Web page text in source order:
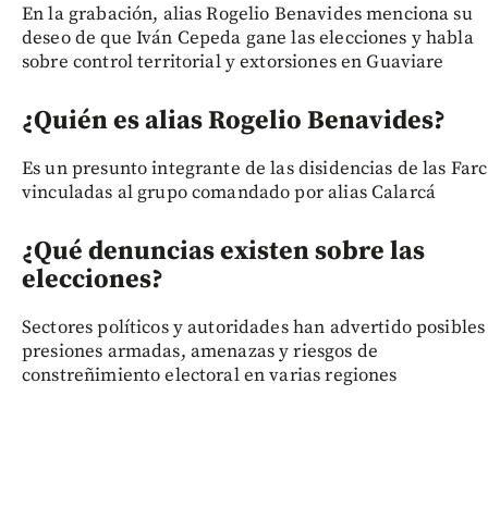
En la grabación, alias Rogelio Benavides menciona su
deseo de que Iván Cepeda gane las elecciones y habla
sobre control territorial y extorsiones en Guaviare
¿Quién es alias Rogelio Benavides?
Es un presunto integrante de las disidencias de las Farc
vinculadas al grupo comandado por alias Calarcá
¿Qué denuncias existen sobre las
elecciones?
Sectores políticos y autoridades han advertido posibles
presiones armadas, amenazas y riesgos de
constreñimiento electoral en varias regiones